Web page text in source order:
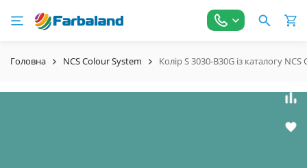
Головна NCS Colour System Колір S 3030-B30G із каталогу